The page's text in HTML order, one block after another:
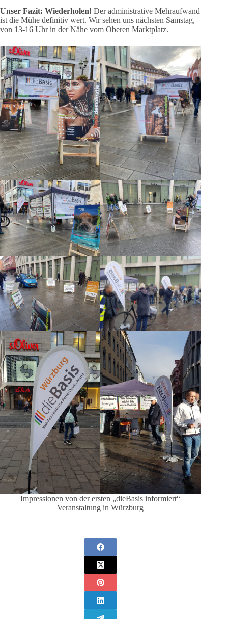
Unser Fazit: Wiederholen! Der administrative Mehraufwand
ist die Mühe definitiv wert. Wir sehen uns nächsten Samstag,
von 13-16 Uhr in der Nähe vom Oberen Marktplatz.
Impressionen von der ersten „dieBasis informiert“
Veranstaltung in Würzburg